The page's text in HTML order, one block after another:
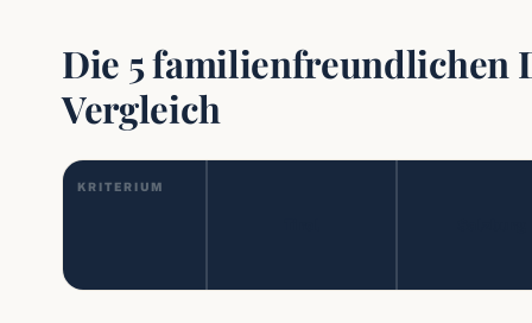
Die 5 familienfreundlichen
Vergleich
KRITERIUM